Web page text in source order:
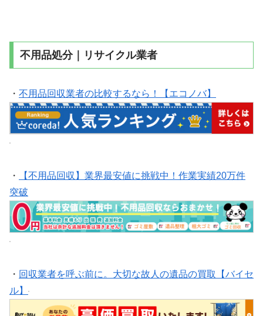
不用品処分｜リサイクル業者
・ 不用品回収業者の比較するなら！【エコノバ】
・
【不用品回収】業界最安値に挑戦中！作業実績20万件
突破
・ 回収業者を呼ぶ前に。大切な故人の遺品の買取【バイセ
ル】